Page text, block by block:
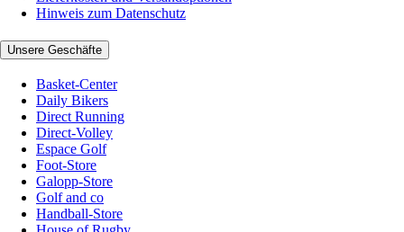
Hinweis zum Datenschutz
Unsere Geschäfte
Basket-Center
Daily Bikers
Direct Running
Direct-Volley
Espace Golf
Foot-Store
Galopp-Store
Golf and co
Handball-Store